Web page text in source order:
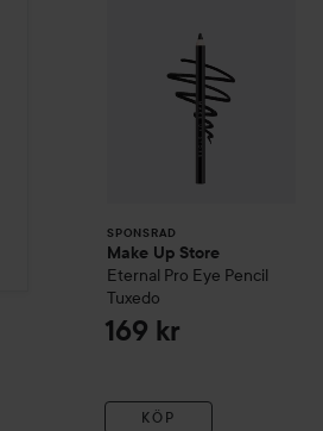
SPONSRAD
Make Up Store
Eternal Pro Eye Pencil
Tuxedo
169 kr
KÖP